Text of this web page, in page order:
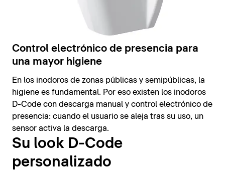
Control electrónico de presencia para
una mayor higiene
En los inodoros de zonas públicas y semipúblicas, la
higiene es fundamental. Por eso existen los inodoros
D-Code con descarga manual y control electrónico de
presencia: cuando el usuario se aleja tras su uso, un
sensor activa la descarga.
Su look D-Code
personalizado